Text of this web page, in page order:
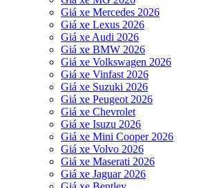
Giá xe Mercedes 2026
Giá xe Lexus 2026
Giá xe Audi 2026
Giá xe BMW 2026
Giá xe Volkswagen 2026
Giá xe Vinfast 2026
Giá xe Suzuki 2026
Giá xe Peugeot 2026
Giá xe Chevrolet
Giá xe Isuzu 2026
Giá xe Mini Cooper 2026
Giá xe Volvo 2026
Giá xe Maserati 2026
Giá xe Jaguar 2026